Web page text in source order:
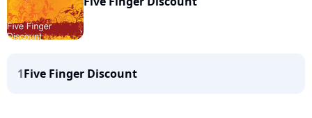
1Five Finger Discount